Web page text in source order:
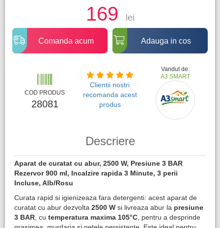
169 lei
Comanda acum Adauga in cos
COD PRODUS
28081
Clientii nostri
recomanda acest
produs
Vandut de:
A3 SMART
Descriere
Aparat de curatat cu abur, 2500 W, Presiune 3 BAR
Rezervor 900 ml, Incalzire rapida 3 Minute, 3 perii
Incluse, Alb/Rosu
Curata rapid si igienizeaza fara detergenti: acest aparat de
curatat cu abur dezvolta 2500 W si livreaza abur la presiune
3 BAR , cu temperatura maxima 105°C , pentru a desprinde